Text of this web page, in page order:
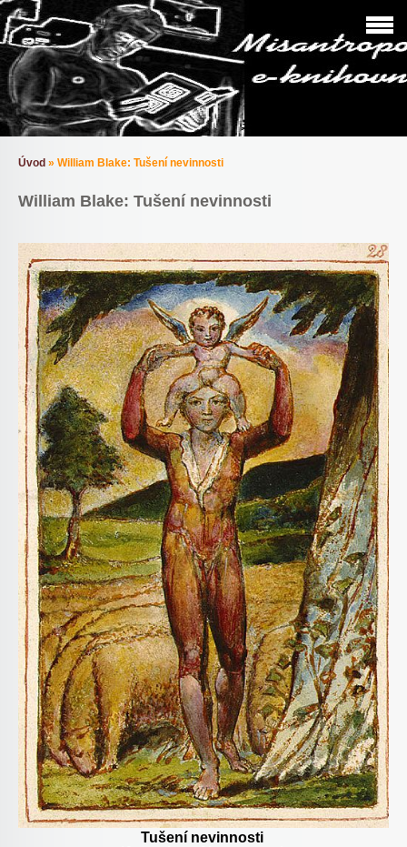
Úvod » William Blake: Tušení nevinnosti
William Blake: Tušení nevinnosti
Tušení nevinnosti